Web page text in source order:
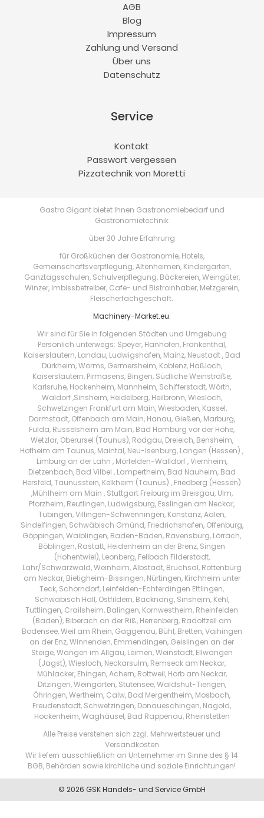
AGB
Blog
Impressum
Zahlung und Versand
Über uns
Datenschutz
Service
Kontakt
Passwort vergessen
Pizzatechnik von Moretti
Gastro Gigant bietet Ihnen Gastronomiebedarf und
Gastronomietechnik
über 30 Jahre Erfahrung
für Großküchen der Gastronomie, Hotels,
Gemeinschaftsverpflegung, Altenheimen, Kindergärten,
Ganztagsschulen, Schulverpflegung, Bäckereien, Weingüter,
Winzer, Imbissbetreiber, Cafe- und Bistroinhaber, Metzgerein,
Fleischerfachgeschäft.
Machinery-Market.eu.
Wir sind für Sie in folgenden Städten und Umgebung
Persönlich unterwegs: Speyer, Hanhofen, Frankenthal,
Kaiserslautern, Landau, Ludwigshafen, Mainz, Neustadt , Bad
Dürkheim, Worms, Germersheim, Koblenz, Haßloch,
Kaiserslautern, Pirmasens, Bingen, Südliche Weinstraße,
Karlsruhe, Hockenheim, Mannheim, Schifferstadt, Wörth,
Waldorf ,Sinsheim, Heidelberg, Heilbronn, Wiesloch,
Schwetzingen Frankfurt am Main, Wiesbaden, Kassel,
Darmstadt, Offenbach am Main, Hanau, Gießen, Marburg,
Fulda, Rüsselsheim am Main, Bad Homburg vor der Höhe,
Wetzlar, Oberursel (Taunus), Rodgau, Dreieich, Bensheim,
Hofheim am Taunus, Maintal, Neu-Isenburg, Langen (Hessen) ,
Limburg an der Lahn , Mörfelden-Walldorf , Viernheim,
Dietzenbach, Bad Vilbel , Lampertheim, Bad Nauheim, Bad
Hersfeld, Taunusstein, Kelkheim (Taunus) , Friedberg (Hessen)
,Mühlheim am Main , Stuttgart Freiburg im Breisgau, Ulm,
Pforzheim, Reutlingen, Ludwigsburg, Esslingen am Neckar,
Tübingen, Villingen-Schwenningen, Konstanz, Aalen,
Sindelfingen, Schwäbisch Gmünd, Friedrichshafen, Offenburg,
Göppingen, Waiblingen, Baden-Baden, Ravensburg, Lörrach,
Böblingen, Rastatt, Heidenheim an der Brenz, Singen
(Hohentwiel), Leonberg, Fellbach Filderstadt,
Lahr/Schwarzwald, Weinheim, Albstadt, Bruchsal, Rottenburg
am Neckar, Bietigheim-Bissingen, Nürtingen, Kirchheim unter
Teck, Schorndorf, Leinfelden-Echterdingen Ettlingen,
Schwäbisch Hall, Ostfildern, Backnang, Sinsheim, Kehl,
Tuttlingen, Crailsheim, Balingen, Kornwestheim, Rheinfelden
(Baden), Biberach an der Riß, Herrenberg, Radolfzell am
Bodensee, Weil am Rhein, Gaggenau, Bühl, Bretten, Vaihingen
an der Enz, Winnenden, Emmendingen, Geislingen an der
Steige, Wangen im Allgäu, Leimen, Weinstadt, Ellwangen
(Jagst), Wiesloch, Neckarsulm, Remseck am Neckar,
Mühlacker, Ehingen, Achern, Rottweil, Horb am Neckar,
Ditzingen, Weingarten, Stutensee, Waldshut-Tiengen,
Öhringen, Wertheim, Calw, Bad Mergentheim, Mosbach,
Freudenstadt, Schwetzingen, Donaueschingen, Nagold,
Hockenheim, Waghäusel, Bad Rappenau, Rheinstetten
Alle Preise verstehen sich zzgl. Mehrwertsteuer und
Versandkosten
Wir liefern ausschließlich an Unternehmer im Sinne des § 14
BGB, Behörden sowie kirchliche und soziale Einrichtungen!
© 2026 GSK Handels- und Service GmbH